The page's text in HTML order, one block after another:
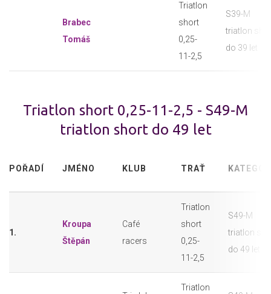
Brabec
Tomáš
Triatlon
short
0,25-
11-2,5
S39-M
triatlon
do 39 let
Triatlon short 0,25-11-2,5 - S49-M
triatlon short do 49 let
POŘADÍ JMÉNO KLUB TRAŤ
1.
Kroupa
Štěpán
Café
racers
Triatlon
short
0,25-
11-2,5
S49-M
triatlon
do 49 let
Triatlon